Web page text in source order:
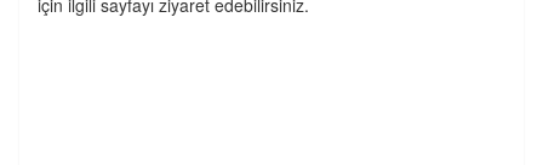
için ilgili sayfayı ziyaret edebilirsiniz.